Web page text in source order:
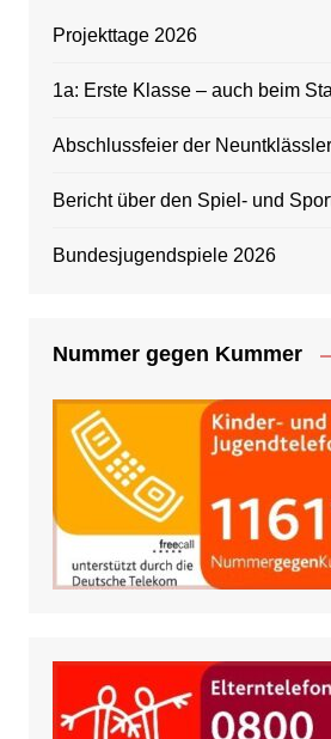
Projekttage 2026
1a: Erste Klasse – auch beim
Abschlussfeier der Neuntklässler
Bericht über den Spiel- und
Bundesjugendspiele 2026
Nummer gegen Kummer